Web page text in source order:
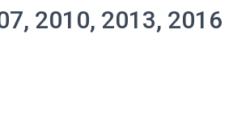
2010, 2013, 2016